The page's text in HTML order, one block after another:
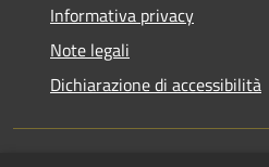
Informativa privacy
Note legali
Dichiarazione di accessibilità